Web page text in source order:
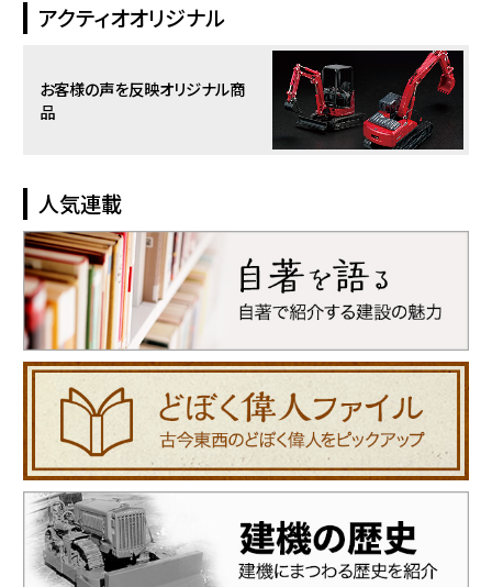
アクティオオリジナル
お客様の声を反映オリジナル商
品
人気連載